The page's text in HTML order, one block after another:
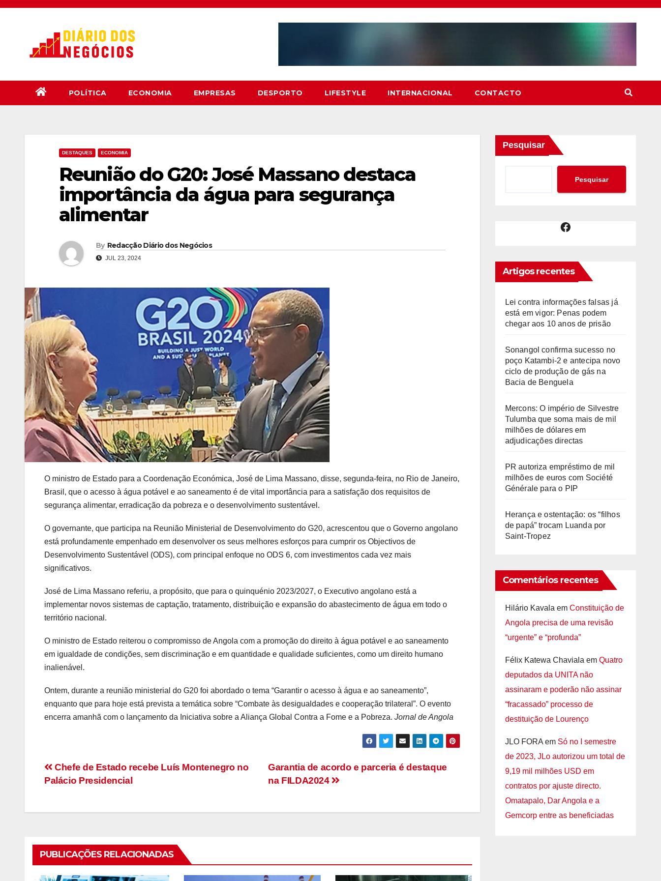
Skip
POLÍTICA ECONOMIA EMPRESAS DESPORTO LIFESTYLE INTERNACIONAL CONTACTO
DESTAQUES ECONOMIA
Reunião do G20: José Massano destaca
importância da água para segurança
alimentar
By Redacção Diário dos Negócios
JUL 23, 2024
O ministro de Estado para a Coordenação Económica, José de Lima Massano, disse, segunda-feira, no Rio de Janeiro,
Brasil, que o acesso à água potável e ao saneamento é de vital importância para a satisfação dos requisitos de
segurança alimentar, erradicação da pobreza e o desenvolvimento sustentável.
O governante, que participa na Reunião Ministerial de Desenvolvimento do G20, acrescentou que o Governo angolano
está profundamente empenhado em desenvolver os seus melhores esforços para cumprir os Objectivos de
Desenvolvimento Sustentável (ODS), com principal enfoque no ODS 6, com investimentos cada vez mais
significativos.
José de Lima Massano referiu, a propósito, que para o quinquénio 2023/2027, o Executivo angolano está a
implementar novos sistemas de captação, tratamento, distribuição e expansão do abastecimento de água em todo o
território nacional.
O ministro de Estado reiterou o compromisso de Angola com a promoção do direito à água potável e ao saneamento
em igualdade de condições, sem discriminação e em quantidade e qualidade suficientes, como um direito humano
inalienável.
Ontem, durante a reunião ministerial do G20 foi abordado o tema “Garantir o acesso à água e ao saneamento”,
enquanto que para hoje está prevista a temática sobre “Combate às desigualdades e cooperação trilateral”. O evento
encerra amanhã com o lançamento da Iniciativa sobre a Aliança Global Contra a Fome e a Pobreza. Jornal de Angola
Navegação
artigos
Garantia de acordo e parceria é destaque
na FILDA2024
Chefe de Estado recebe Luís Montenegro no
Palácio Presidencial
PUBLICAÇÕES RELACIONADAS
Pesquisar
Pesquisar
Facebook
Artigos recentes
Lei contra informações falsas já
está em vigor: Penas podem
chegar aos 10 anos de prisão
Sonangol confirma sucesso no
poço Katambi-2 e antecipa novo
ciclo de produção de gás na
Bacia de Benguela
Mercons: O império de Silvestre
Tulumba que soma mais de mil
milhões de dólares em
adjudicações directas
PR autoriza empréstimo de mil
milhões de euros com Société
Générale para o PIP
Herança e ostentação: os “filhos
de papá” trocam Luanda por
Saint-Tropez
Comentários recentes
Hilário Kavala em Constituição de
Angola precisa de uma revisão
“urgente” e “profunda”
Félix Katewa Chaviala em Quatro
deputados da UNITA não
assinaram e poderão não assinar
“fracassado” processo de
destituição de Lourenço
JLO FORAem Só no I semestre
de 2023, JLo autorizou um total de
9,19 mil milhões USD em
contratos por ajuste directo.
Omatapalo, Dar Angola e a
Gemcorp entre as beneficiadas